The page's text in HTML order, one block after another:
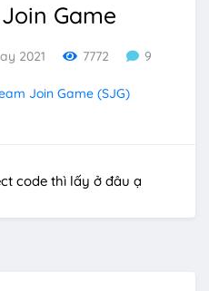
Game
2021 7772 9
Join Game (SJG)
code thì lấy ở đâu ạ